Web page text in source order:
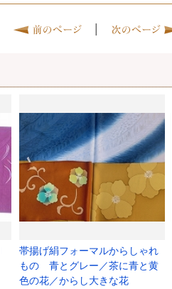
帯揚げ絹フォーマルからしゃれ
もの 青とグレー／茶に青と黄
色の花／からし大きな花